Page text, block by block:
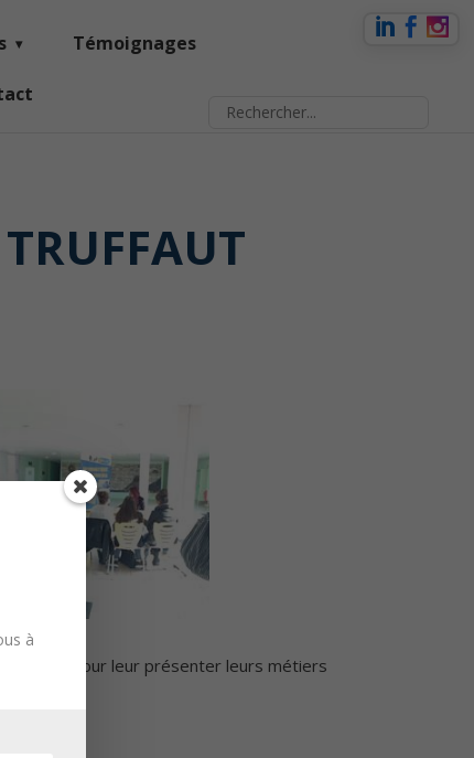
Témoignages
Truffaut pour leur présenter leurs métiers
à